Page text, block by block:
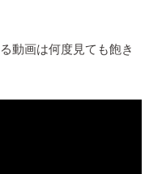
動画は何度見ても飽き